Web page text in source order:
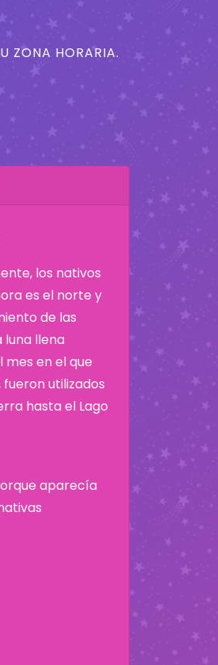
ZONA HORARIA.
los nativos
es el norte y
de las
luna llena
en el que
utilizados
hasta el Lago
aparecía